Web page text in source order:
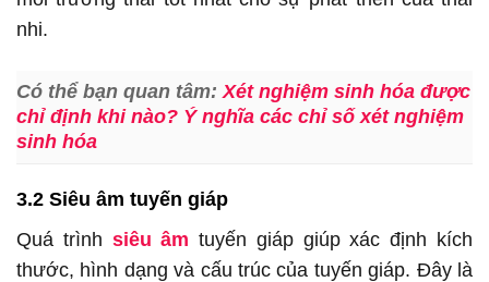
nhi.
Có thể bạn quan tâm: Xét nghiệm sinh hóa được
chỉ định khi nào? Ý nghĩa các chỉ số xét nghiệm
sinh hóa
3.2 Siêu âm tuyến giáp
Quá trình siêu âm tuyến giáp giúp xác định kích
thước, hình dạng và cấu trúc của tuyến giáp. Đây là